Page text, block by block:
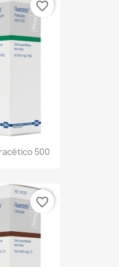
500
favorite_border
favorite_border